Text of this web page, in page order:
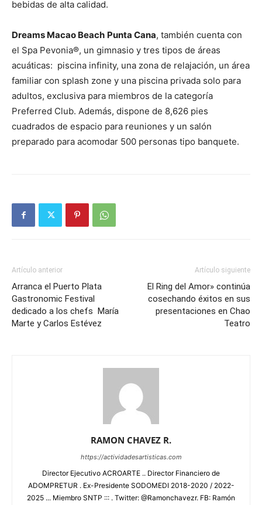
bebidas de alta calidad.
Dreams Macao Beach Punta Cana, también cuenta con
el Spa Pevonia®, un gimnasio y tres tipos de áreas
acuáticas: piscina infinity, una zona de relajación, un área
familiar con splash zone y una piscina privada solo para
adultos, exclusiva para miembros de la categoría
Preferred Club. Además, dispone de 8,626 pies
cuadrados de espacio para reuniones y un salón
preparado para acomodar 500 personas tipo banquete.
Artículo anterior
Arranca el Puerto Plata
Gastronomic Festival
dedicado a los chefs María
Marte y Carlos Estévez
Artículo siguiente
El Ring del Amor» continúa
cosechando éxitos en sus
presentaciones en Chao
Teatro
RAMON CHAVEZ R.
https://actividadesartisticas.com
Director Ejecutivo ACROARTE .. Director Financiero de
ADOMPRETUR . Ex-Presidente SODOMEDI 2018-2020 / 2022-
2025 ... Miembro SNTP ::: . Twitter: @Ramonchavezr. FB: Ramón